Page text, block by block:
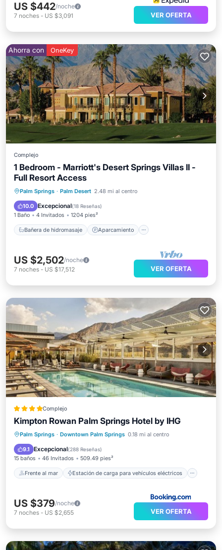
US $442/noche
7 noches - US $3,091 VER OFERTA
Ahorra con OneKey
Complejo
1 Bedroom - Marriott's Desert Springs Villas II -
Full Resort Access
Palm Springs · Palm Desert 2.48 mi al centro
10.0 Excepcional(18 Reseñas)
1 Baño 4 Invitados 1204 pies²
Bañera de hidromasaje Aparcamiento
Bañera de hidromasaje
Aparcamiento
Piscina
Balcón/Terraza
US $2,502/noche
7 noches - US $17,512 VER OFERTA
Complejo
Kimpton Rowan Palm Springs Hotel by IHG
Palm Springs · Downtown Palm Springs 0.18 mi al centro
9.1 Excepcional(288 Reseñas)
15 baños 46 Invitados 509.49 pies²
Frente al mar Estación de carga para vehículos eléctricos
Frente al mar
Estación de carga para vehículos eléctricos
Aparcamiento
US $379/noche
7 noches - US $2,655 VER OFERTA